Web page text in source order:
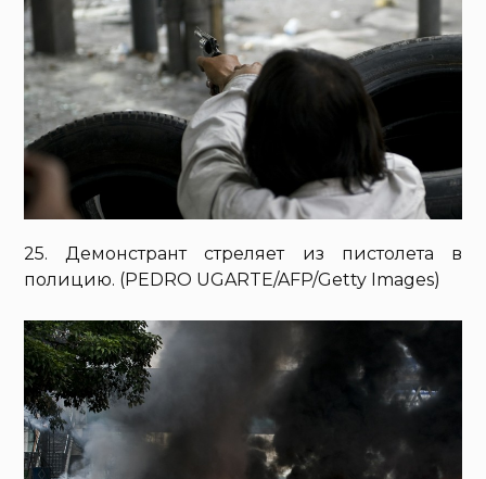
25. Демонстрант стреляет из пистолета в
полицию. (PEDRO UGARTE/AFP/Getty Images)